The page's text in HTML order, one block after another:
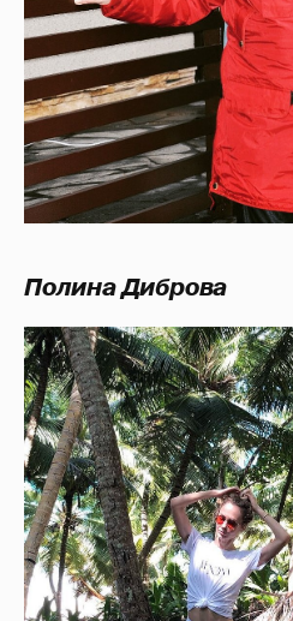
Полина Диброва